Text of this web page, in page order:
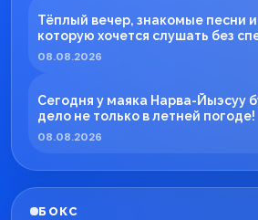
Тёплый вечер, знакомые песни
которую хочется слушать без
08.08.2026
Сегодня у маяка Нарва-Йыэсуу
дело не только в летней погоде!
08.08.2026
БОКС